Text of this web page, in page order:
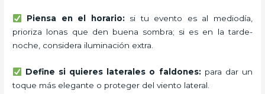
Piensa en el horario:si tu evento es al mediodía,
prioriza lonas que den buena sombra; si es en la tarde-
noche, considera iluminación extra.
Define si quieres laterales o faldones:para dar un
toque más elegante o proteger del viento lateral.